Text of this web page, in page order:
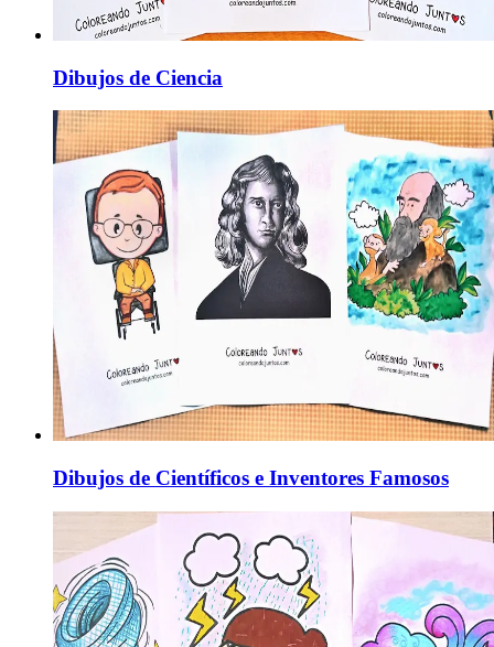
Dibujos de Ciencia
Dibujos de Científicos e Inventores Famosos